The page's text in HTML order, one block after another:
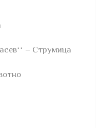
– Струмица